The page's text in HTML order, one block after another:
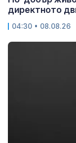
директното
04:30 • 08.08.26